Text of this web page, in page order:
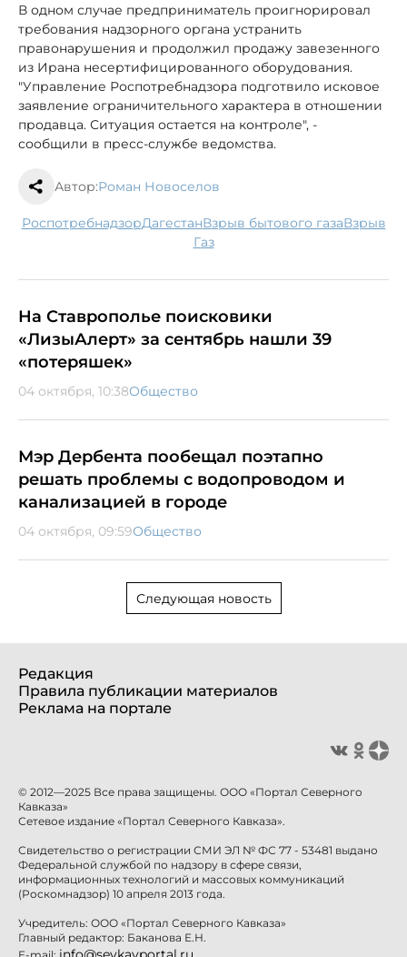
В одном случае предприниматель проигнорировал
требования надзорного органа устранить
правонарушения и продолжил продажу завезенного
из Ирана несертифицированного оборудования.
"Управление Роспотребнадзора подготвило исковое
заявление ограничительного характера в отношении
продавца. Ситуация остается на контроле", -
сообщили в пресс-службе ведомства.
Автор:Роман Новоселов
Роспотребнадзор Дагестан взрыв бытового газа взрыв
газ
На Ставрополье поисковики
«ЛизыАлерт» за сентябрь нашли 39
«потеряшек»
04 октября, 10:38Общество
Мэр Дербента пообещал поэтапно
решать проблемы с водопроводом и
канализацией в городе
04 октября, 09:59Общество
Следующая новость
Редакция
Правила публикации материалов
Реклама на портале
© 2012—2025 Все права защищены. ООО «Портал Северного
Кавказа»
Сетевое издание «Портал Северного Кавказа».
Свидетельство о регистрации СМИ ЭЛ № ФС 77 - 53481 выдано
Федеральной службой по надзору в сфере связи,
информационных технологий и массовых коммуникаций
(Роскомнадзор) 10 апреля 2013 года.
Учредитель: ООО «Портал Северного Кавказа»
Главный редактор: Баканова Е.Н.